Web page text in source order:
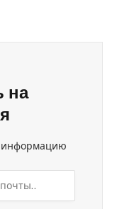
на
информацию